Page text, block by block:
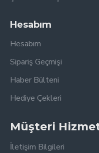
Hesabım
Hesabım
Sipariş Geçmişi
Haber Bülteni
Hediye Çekleri
Müşteri
İletişim Bilgileri